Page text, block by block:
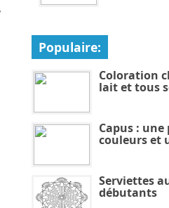
Populaire:
Coloration
lait et tous
Capus :
couleurs et
Serviettes
débutants